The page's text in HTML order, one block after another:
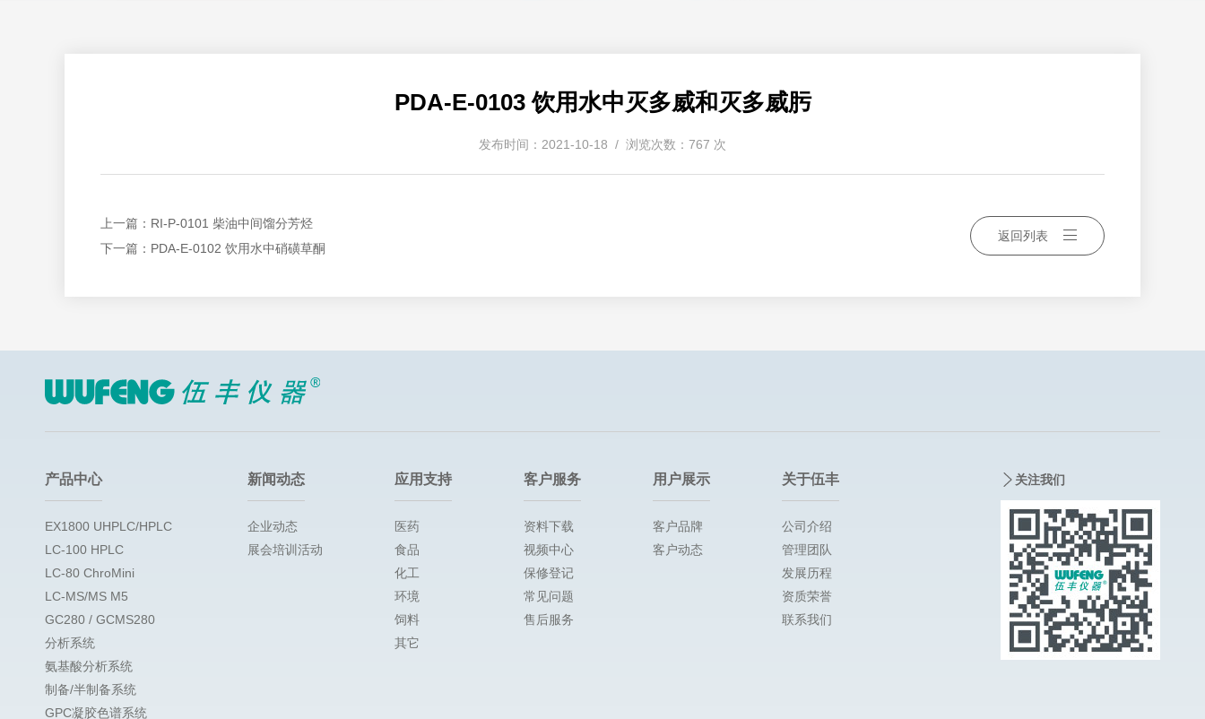
PDA-E-0103 饮用水中灭多威和灭多威肟
发布时间：2021-10-18 / 浏览次数：767 次
上一篇： RI-P-0101 柴油中间馏分芳烃
下一篇： PDA-E-0102 饮用水中硝磺草酮
返回列表
产品中心
EX1800 UHPLC/HPLC
LC-100 HPLC
LC-80 ChroMini
LC-MS/MS M5
GC280 / GCMS280
分析系统
氨基酸分析系统
制备/半制备系统
GPC凝胶色谱系统
新闻动态
企业动态
展会培训活动
应用支持
医药
食品
化工
环境
饲料
其它
客户服务
资料下载
视频中心
保修登记
常见问题
售后服务
用户展示
客户品牌
客户动态
关于伍丰
公司介绍
管理团队
发展历程
资质荣誉
联系我们
关注我们